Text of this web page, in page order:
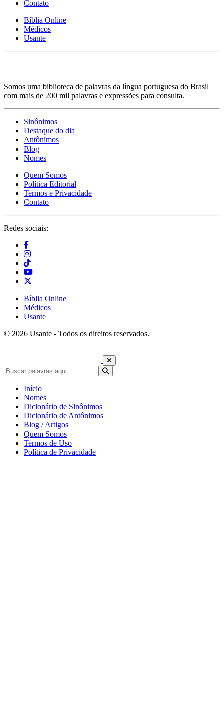
Contato
Bíblia Online
Médicos
Usante
Somos uma biblioteca de palavras da língua portuguesa do Brasil
com mais de 200 mil palavras e expressões para consulta.
Sinônimos
Destaque do dia
Antônimos
Blog
Nomes
Quem Somos
Política Editorial
Termos e Privacidade
Contato
Redes sociais:
Bíblia Online
Médicos
Usante
© 2026 Usante - Todos os direitos reservados.
Início
Nomes
Dicionário de Sinônimos
Dicionário de Antônimos
Blog / Artigos
Quem Somos
Termos de Uso
Política de Privacidade